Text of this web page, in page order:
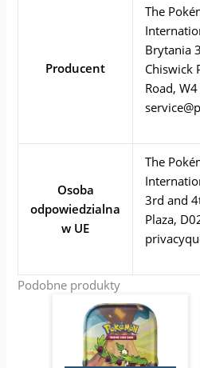
Producent
The
Brytania
Chiswick
Road,
Osoba
odpowiedzialna
w UE
The
3rd and
Plaza,
Podobne produkty